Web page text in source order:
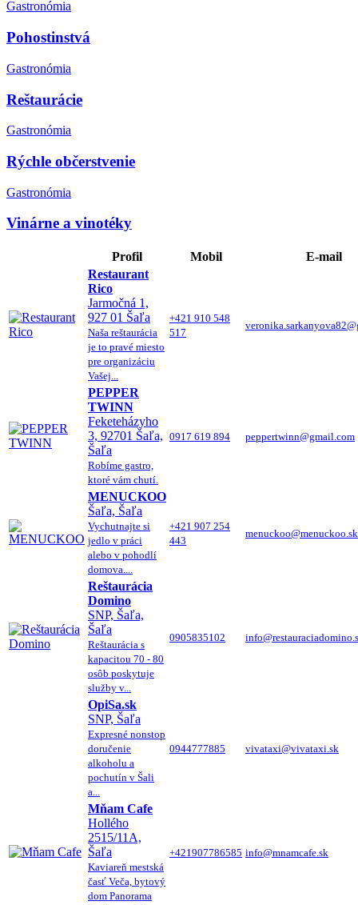
Gastronómia
Pohostinstvá
Gastronómia
Reštaurácie
Gastronómia
Rýchle občerstvenie
Gastronómia
Vinárne a vinotéky
Profil Mobil
E-mail
Restaurant
Rico
Jarmočná 1,
927 01 Šaľa
Naša reštaurácia
je to pravé miesto
pre organizáciu
Vašej...
+421 910 548
517
PEPPER
TWINN
Feketeházyho
3, 92701 Šaľa,
Šaľa
Robíme gastro,
ktoré vám chutí.
0917 619 894 peppertwinn@gmail.com
MENUCKOO
Šaľa, Šaľa
Vychutnajte si
jedlo v práci
alebo v pohodlí
domova....
+421 907 254
443
menuckoo@menuckoo.sk
Reštaurácia
Domino
SNP, Šaľa,
Šaľa
Reštaurácia s
kapacitou 70 - 80
osôb poskytuje
služby v...
0905835102
OpiSa.sk
SNP, Šaľa
Expresné nonstop
doručenie
alkoholu a
pochutín v Šali
a...
0944777885 vivataxi@vivataxi.sk
Mňam Cafe
Hollého
2515/11A,
Šaľa
Kaviareň mestská
časť Veča, bytový
dom Panorama
+421907786585 info@mnamcafe.sk